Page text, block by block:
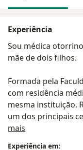
Experiência
Sou médica
mãe de dois filhos.
Formada pela
com residência
mesma instituiçāo.
um dos principais
DERDIC/PUC-SP.
mais
Experiência em: